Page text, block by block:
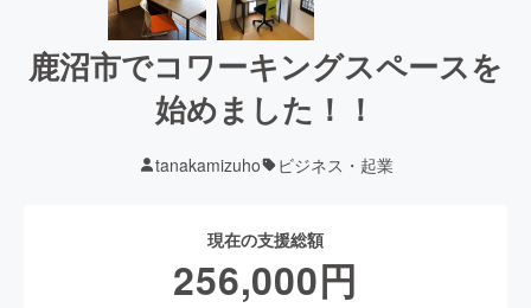
鹿沼市でコワーキングスペースを
始めました！！
tanakamizuho ビジネス・起業
現在の支援総額
256,000円